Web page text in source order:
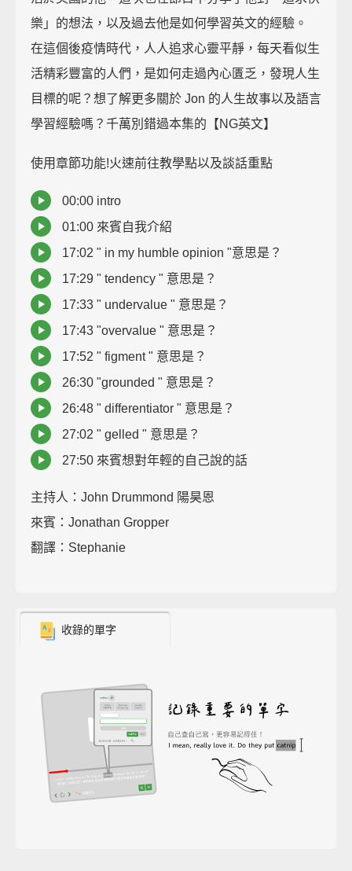
樂」的想法，以及過去他是如何學習英文的經驗。
在這個後疫情時代，人人追求心靈平靜，每天看似生
活精彩豐富的人們，是如何走過內心匱乏，發現人生
目標的呢？想了解更多關於 Jon 的人生故事以及語言
學習經驗嗎？千萬別錯過本集的【NG英文】
使用章節功能!火速前往教學點以及談話重點
00:00 intro
01:00 來賓自我介紹
17:02 " in my humble opinion "意思是？
17:29 " tendency " 意思是？
17:33 " undervalue " 意思是？
17:43 "overvalue " 意思是？
17:52 " figment " 意思是？
26:30 "grounded " 意思是？
26:48 " differentiator " 意思是？
27:02 " gelled " 意思是？
27:50 來賓想對年輕的自己說的話
主持人：John Drummond 陽昊恩
來賓：Jonathan Gropper
翻譯：Stephanie
收錄的單字